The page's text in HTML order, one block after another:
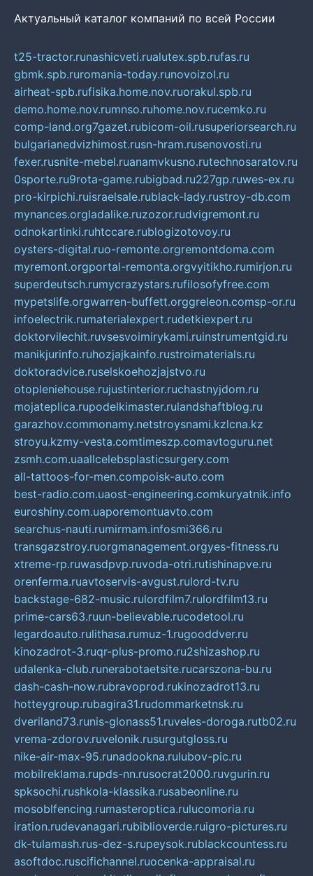
Актуальный каталог компаний по всей России
t25-tractor.runashicveti.rualutex.spb.rufas.ru
gbmk.spb.ruromania-today.runovoizol.ru
airheat-spb.rufisika.home.nov.ruorakul.spb.ru
demo.home.nov.rumnso.ruhome.nov.rucemko.ru
comp-land.org7gazet.rubicom-oil.rusuperiorsearch.ru
bulgarianedvizhimost.rusn-hram.rusenovosti.ru
fexer.rusnite-mebel.ruanamvkusno.rutechnosaratov.ru
0sporte.ru9rota-game.rubigbad.ru227gp.ruwes-ex.ru
pro-kirpichi.ruisraelsale.rublack-lady.rustroy-db.com
mynances.orgladalike.ruzozor.rudvigremont.ru
odnokartinki.ruhtccare.rublogizotovoy.ru
oysters-digital.ruo-remonte.orgremontdoma.com
myremont.orgportal-remonta.orgvyitikho.rumirjon.ru
superdeutsch.rumycrazystars.rufilosofyfree.com
mypetslife.orgwarren-buffett.orggreleon.comsp-or.ru
infoelectrik.rumaterialexpert.rudetkiexpert.ru
doktorvilechit.ruvsesvoimirykami.ruinstrumentgid.ru
manikjurinfo.ruhozjajkainfo.rustroimaterials.ru
doktoradvice.ruselskoehozjajstvo.ru
otopleniehouse.rujustinterior.ruchastnyjdom.ru
mojateplica.rupodelkimaster.rulandshaftblog.ru
garazhov.commonamy.netstroysnami.kzlcna.kz
stroyu.kzmy-vesta.comtimeszp.comavtoguru.net
zsmh.com.uaallcelebsplasticsurgery.com
all-tattoos-for-men.compoisk-auto.com
best-radio.com.uaost-engineering.comkuryatnik.info
euroshiny.com.uaporemontuavto.com
searchus-nauti.rumirmam.infosmi366.ru
transgazstroy.ruorgmanagement.orgyes-fitness.ru
xtreme-rp.ruwasdpvp.ruvoda-otri.rutishinapve.ru
orenferma.ruavtoservis-avgust.rulord-tv.ru
backstage-682-music.rulordfilm7.rulordfilm13.ru
prime-cars63.ruun-believable.rucodetool.ru
legardoauto.rulithasa.rumuz-1.rugooddver.ru
kinozadrot-3.ruqr-plus-promo.ru2shizashop.ru
udalenka-club.runerabotaetsite.rucarszona-bu.ru
dash-cash-now.rubravoprod.rukinozadrot13.ru
hotteygroup.rubagira31.rudommarketnsk.ru
dveriland73.runis-glonass51.ruveles-doroga.rutb02.ru
vrema-zdorov.ruvelonik.rusurgutgloss.ru
nike-air-max-95.runadookna.rulubov-pic.ru
mobilreklama.rupds-nn.rusocrat2000.ruvgurin.ru
spksochi.rushkola-klassika.rusabeonline.ru
mosoblfencing.rumasteroptica.rulucomoria.ru
iration.rudevanagari.rubiblioverde.ruigro-pictures.ru
dk-tulamash.rus-dez-s.rupeysok.rublackcountess.ru
asoftdoc.ruscifichannel.ruocenka-appraisal.ru